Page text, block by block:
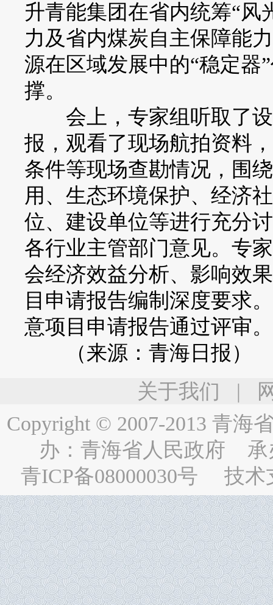
升青能集团在省内统筹“风
力及省内煤炭自主保障能
源在区域发展中的“稳定器
撑。
会上，专家组听取了设
报，观看了现场航拍资料
条件等现场查勘情况，围
用、生态环境保护、经济
位、建设单位等进行充分
各行业主管部门意见。专
会经济效益分析、影响效
目申请报告编制深度要求
意项目申请报告通过评审。
（来源：青海日报）
关于我们 |
Copyright © 2007-2013 青海
办： 青海省人民政府 承
青ICP备08000030号 技术